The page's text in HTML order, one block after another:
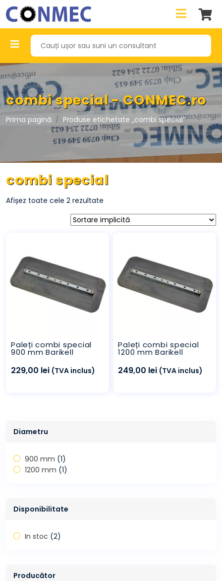
combi special - CONMEC.ro
Prima pagină Produse etichetate „combi special”
combi special
Afișez toate cele 2 rezultate
Paleți combi special
900 mm Barikell
229,00 lei (TVA inclus)
Paleți combi special
1200 mm Barikell
249,00 lei (TVA inclus)
Diametru
900 mm (1)
1200 mm (1)
Disponibilitate
In stoc (2)
Producător